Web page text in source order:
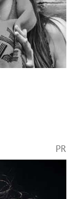
PR